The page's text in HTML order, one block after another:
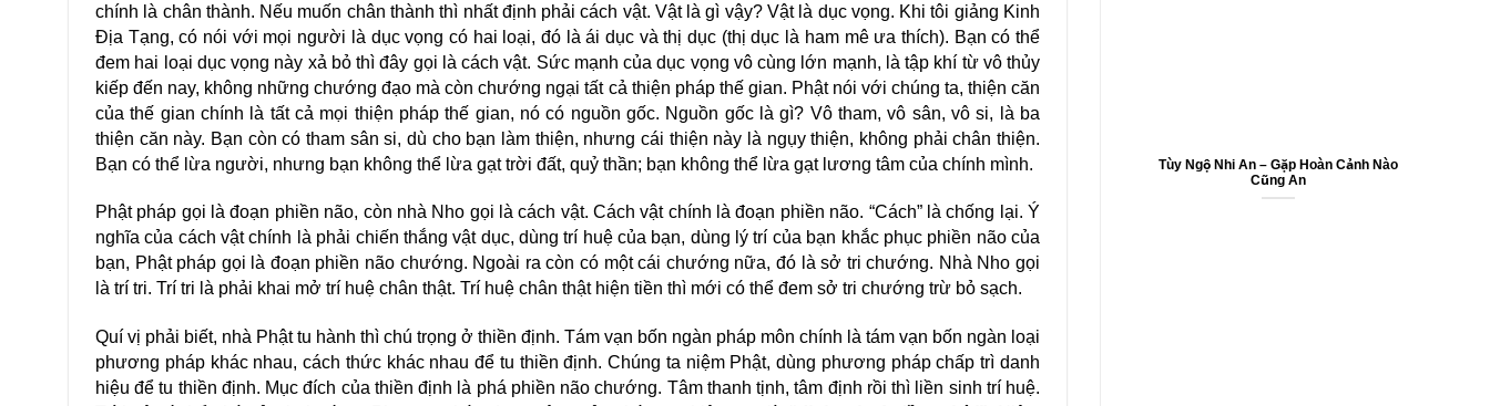
chính là chân thành. Nếu muốn chân thành thì nhất định phải cách vật. Vật là gì vậy? Vật là dục vọng. Khi tôi giảng Kinh
Địa Tạng, có nói với mọi người là dục vọng có hai loại, đó là ái dục và thị dục (thị dục là ham mê ưa thích). Bạn có thể
đem hai loại dục vọng này xả bỏ thì đây gọi là cách vật. Sức mạnh của dục vọng vô cùng lớn mạnh, là tập khí từ vô thủy
kiếp đến nay, không những chướng đạo mà còn chướng ngại tất cả thiện pháp thế gian. Phật nói với chúng ta, thiện căn
của thế gian chính là tất cả mọi thiện pháp thế gian, nó có nguồn gốc. Nguồn gốc là gì? Vô tham, vô sân, vô si, là ba
thiện căn này. Bạn còn có tham sân si, dù cho bạn làm thiện, nhưng cái thiện này là ngụy thiện, không phải chân thiện.
Bạn có thể lừa người, nhưng bạn không thể lừa gạt trời đất, quỷ thần; bạn không thể lừa gạt lương tâm của chính mình.
Phật pháp gọi là đoạn phiền não, còn nhà Nho gọi là cách vật. Cách vật chính là đoạn phiền não. “Cách” là chống lại. Ý
nghĩa của cách vật chính là phải chiến thắng vật dục, dùng trí huệ của bạn, dùng lý trí của bạn khắc phục phiền não của
bạn, Phật pháp gọi là đoạn phiền não chướng. Ngoài ra còn có một cái chướng nữa, đó là sở tri chướng. Nhà Nho gọi
là trí tri. Trí tri là phải khai mở trí huệ chân thật. Trí huệ chân thật hiện tiền thì mới có thể đem sở tri chướng trừ bỏ sạch.
Quí vị phải biết, nhà Phật tu hành thì chú trọng ở thiền định. Tám vạn bốn ngàn pháp môn chính là tám vạn bốn ngàn loại
phương pháp khác nhau, cách thức khác nhau để tu thiền định. Chúng ta niệm Phật, dùng phương pháp chấp trì danh
hiệu để tu thiền định. Mục đích của thiền định là phá phiền não chướng. Tâm thanh tịnh, tâm định rồi thì liền sinh trí huệ.
Tùy Ngộ Nhi An – Gặp Hoàn Cảnh Nào
Cũng An